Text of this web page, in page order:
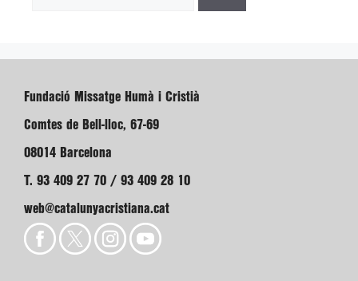
Fundació Missatge Humà i Cristià
Comtes de Bell-lloc, 67-69
08014 Barcelona
T. 93 409 27 70 / 93 409 28 10
web@catalunyacristiana.cat